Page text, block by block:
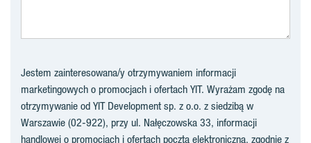
Jestem zainteresowana/y otrzymywaniem informacji
marketingowych o promocjach i ofertach YIT. Wyrażam zgodę na
otrzymywanie od YIT Development sp. z o.o. z siedzibą w
Warszawie (02-922), przy ul. Nałęczowska 33, informacji
handlowej o promocjach i ofertach pocztą elektroniczną, zgodnie z